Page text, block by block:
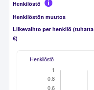
Henkilöstö
Henkilöstön muutos
Liikevaihto per henkilö (tuhatta
€)
Henkilöstö